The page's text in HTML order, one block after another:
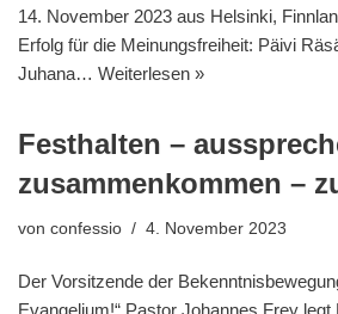
14. November 2023 aus Helsinki,
Erfolg für die Meinungsfreiheit: Päivi
Juhana… Weiterlesen »
Festhalten –
zusammenkommen –
von confessio 4. November 2023
Der Vorsitzende der